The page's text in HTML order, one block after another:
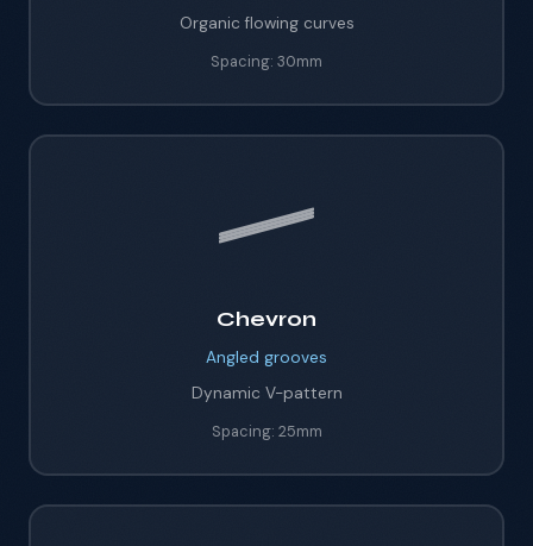
Organic flowing curves
Spacing: 30mm
Chevron
Angled grooves
Dynamic V-pattern
Spacing: 25mm